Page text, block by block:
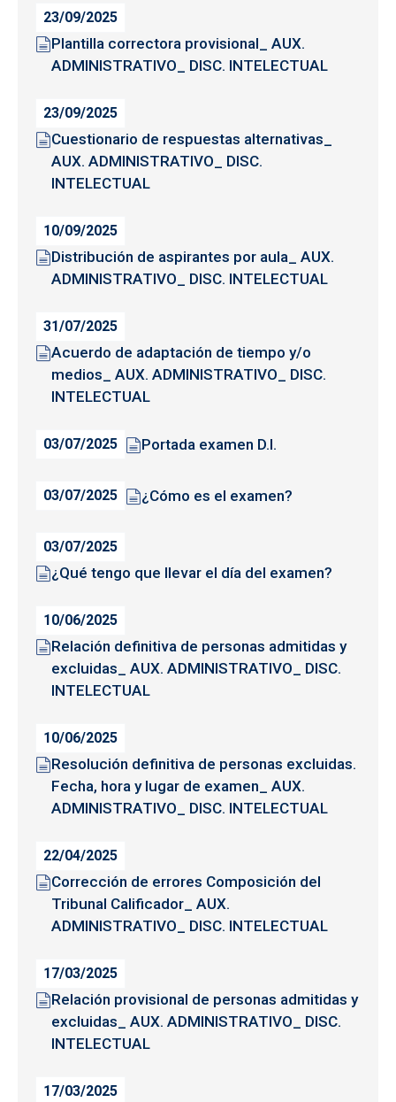
23/09/2025
Plantilla correctora provisional_ AUX.
ADMINISTRATIVO_ DISC. INTELECTUAL
23/09/2025
Cuestionario de respuestas alternativas_
AUX. ADMINISTRATIVO_ DISC.
INTELECTUAL
10/09/2025
Distribución de aspirantes por aula_ AUX.
ADMINISTRATIVO_ DISC. INTELECTUAL
31/07/2025
Acuerdo de adaptación de tiempo y/o
medios_ AUX. ADMINISTRATIVO_ DISC.
INTELECTUAL
03/07/2025 Portada examen D.I.
03/07/2025 ¿Cómo es el examen?
03/07/2025
¿Qué tengo que llevar el día del examen?
10/06/2025
Relación definitiva de personas admitidas y
excluidas_ AUX. ADMINISTRATIVO_ DISC.
INTELECTUAL
10/06/2025
Resolución definitiva de personas excluidas.
Fecha, hora y lugar de examen_ AUX.
ADMINISTRATIVO_ DISC. INTELECTUAL
22/04/2025
Corrección de errores Composición del
Tribunal Calificador_ AUX.
ADMINISTRATIVO_ DISC. INTELECTUAL
17/03/2025
Relación provisional de personas admitidas y
excluidas_ AUX. ADMINISTRATIVO_ DISC.
INTELECTUAL
17/03/2025